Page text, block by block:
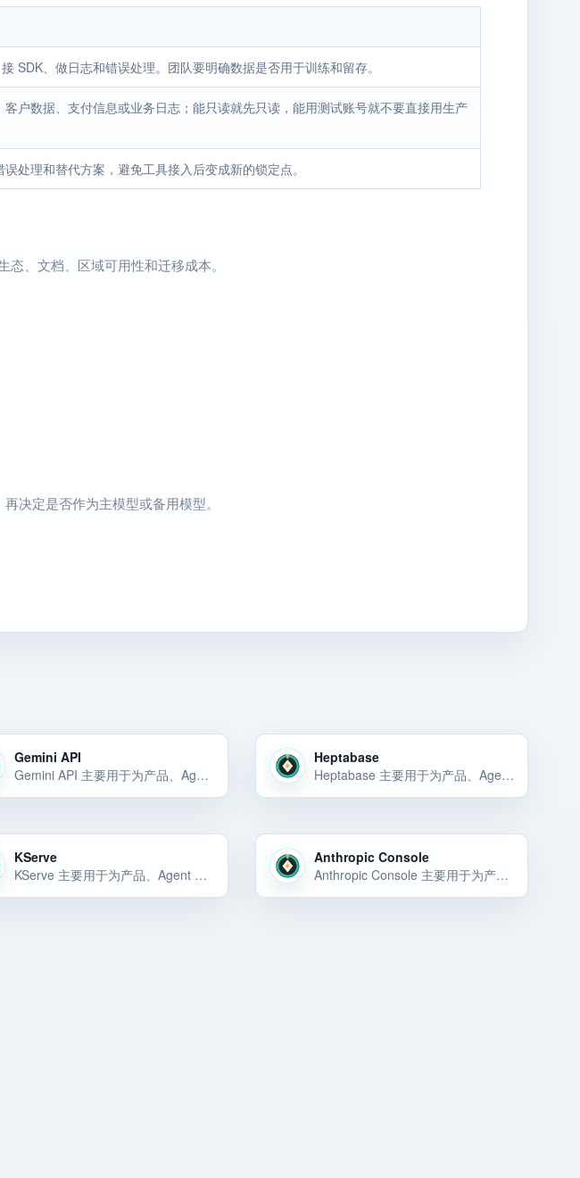
SDK、做日志和错误处理。团队要明确数据是否用于训练和留存。
户数据、支付信息或业务日志；能只读就先只读，能用测试账号就不要直接用生产
处理和替代方案，避免工具接入后变成新的锁定点。
、文档、区域可用性和迁移成本。
决定是否作为主模型或备用模型。
Gemini API
Gemini API 主要用于为产品、Agent 或内部工具选择稳定的模型能力和 API 底座。Gemini API 主要用于为产品、Agent 或内部工具选择稳定的模型能力和 API 底座。Gemini API 主要用于为产品、Ag… 选择前重点看价格、上手门槛、风险和替代方案。
Heptabase
Heptabase 主要用于为产品、Agent 或内部工具选择稳定的模型能力和 API 底座。Heptabase 主要用于为产品、Agent 或内部工具选择稳定的模型能力和 API 底座。Heptabase 主要用于为产品、Agen… 选择前重点看价格、上手门槛、风险和替代方案。
KServe
KServe 主要用于为产品、Agent 或内部工具选择稳定的模型能力和 API 底座。KServe 主要用于为产品、Agent 或内部工具选择稳定的模型能力和 API 底座。KServe 主要用于为产品、Agent 或内部工… 选择前重点看价格、上手门槛、风险和替代方案。
Anthropic Console
Anthropic Console 主要用于为产品、Agent 或内部工具选择稳定的模型能力和 API 底座。Anthropic Console 主要用于为产品、Agent 或内部工具选择稳定的模型能力和 API 底座。Anthropic Cons… 选择前重点看价格、上手门槛、风险和替代方案。